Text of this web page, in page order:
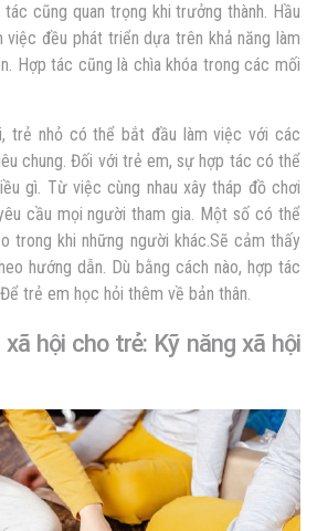
cũng quan trọng khi trưởng thành. Hầu
đều phát triển dựa trên khả năng làm
Hợp tác cũng là chìa khóa trong các mối
trẻ nhỏ có thể bắt đầu làm việc với các
chung. Đối với trẻ em, sự hợp tác có thể
gì. Từ việc cùng nhau xây tháp đồ chơi
cầu mọi người tham gia. Một số có thể
trong khi những người khác.Sẽ cảm thấy
hướng dẫn. Dù bằng cách nào, hợp tác
trẻ em học hỏi thêm về bản thân.
hội cho trẻ: Kỹ năng xã hội